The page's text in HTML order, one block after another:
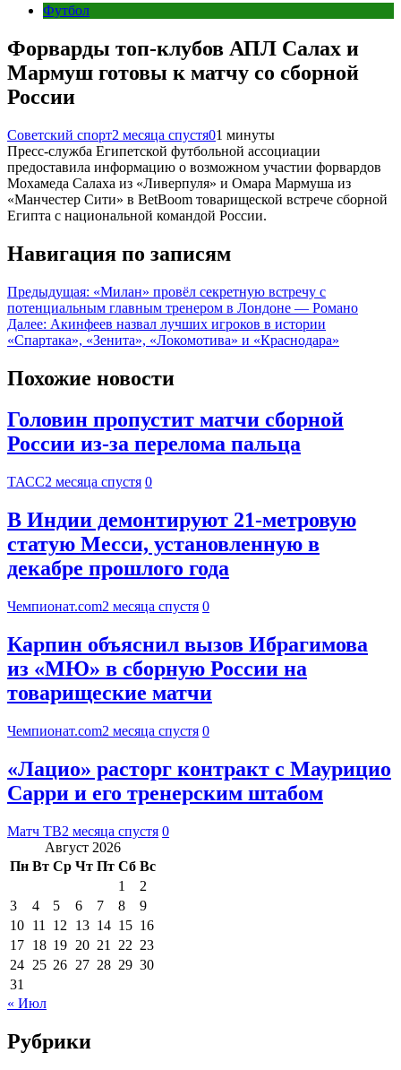
Футбол
Форварды топ-клубов АПЛ Салах и
Мармуш готовы к матчу со сборной
России
Советский спорт2 месяца спустя01 минуты
Пресс-служба Египетской футбольной ассоциации
предоставила информацию о возможном участии форвардов
Мохамеда Салаха из «Ливерпуля» и Омара Мармуша из
«Манчестер Сити» в BetBoom товарищеской встрече сборной
Египта с национальной командой России.
Навигация по записям
Предыдущая: «Милан» провёл секретную встречу с
потенциальным главным тренером в Лондоне — Романо
Далее: Акинфеев назвал лучших игроков в истории
«Спартака», «Зенита», «Локомотива» и «Краснодара»
Похожие новости
Головин пропустит матчи сборной
России из-за перелома пальца
ТАСС2 месяца спустя 0
В Индии демонтируют 21-метровую
статую Месси, установленную в
декабре прошлого года
Чемпионат.com2 месяца спустя 0
Карпин объяснил вызов Ибрагимова
из «МЮ» в сборную России на
товарищеские матчи
Чемпионат.com2 месяца спустя 0
«Лацио» расторг контракт с Маурицио
Сарри и его тренерским штабом
Матч ТВ2 месяца спустя 0
Август 2026
Пн Вт Ср Чт Пт Сб Вс
1
2
3
4 5 6 7 8
9
10 11 12 13 14 15 16
17 18 19 20 21 22 23
24 25 26 27 28 29 30
31
« Июл
Рубрики